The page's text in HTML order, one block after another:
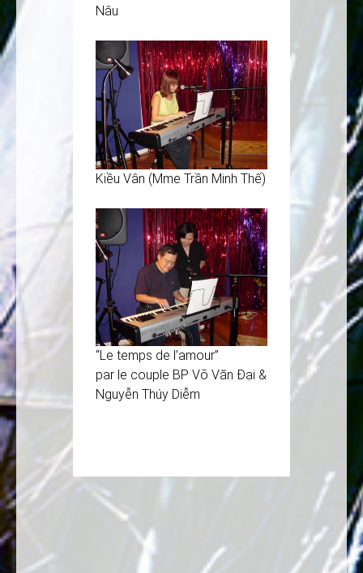
Nâu
Kiều Vân (Mme Trần Minh Thế)
“Le temps de l’amour”
par le couple BP Võ Văn Đại &
Nguyễn Thúy Diễm